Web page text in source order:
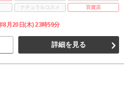
ナチュラルコスメ 百貨店
8月20日(木) 23時59分
詳細を見る